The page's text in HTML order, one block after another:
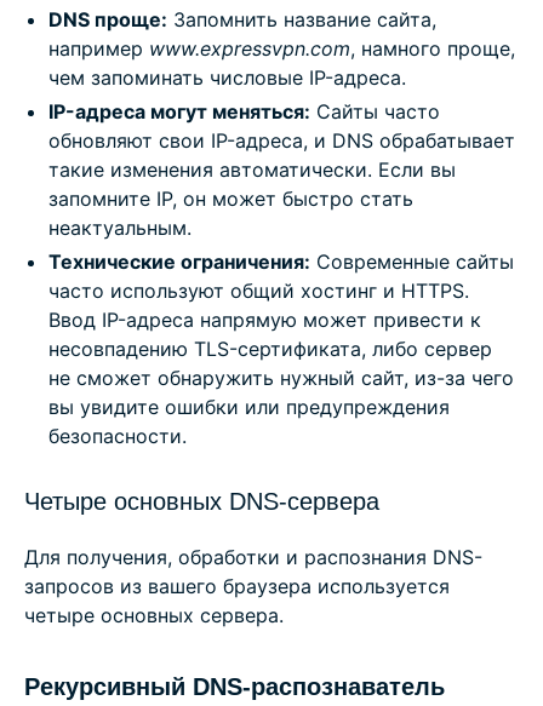
DNS проще: Запомнить название сайта,
например www.expressvpn.com, намного проще,
чем запоминать числовые IP-адреса.
IP-адреса могут меняться: Сайты часто
обновляют свои IP-адреса, и DNS обрабатывает
такие изменения автоматически. Если вы
запомните IP, он может быстро стать
неактуальным.
Технические ограничения: Современные сайты
часто используют общий хостинг и HTTPS.
Ввод IP-адреса напрямую может привести к
несовпадению TLS-сертификата, либо сервер
не сможет обнаружить нужный сайт, из-за чего
вы увидите ошибки или предупреждения
безопасности.
Четыре основных DNS-сервера
Для получения, обработки и распознания DNS-
запросов из вашего браузера используется
четыре основных сервера.
Рекурсивный DNS-распознаватель